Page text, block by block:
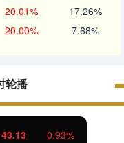
20.01% 17.26%
20.00% 7.68%
轮播
43.13 0.93%